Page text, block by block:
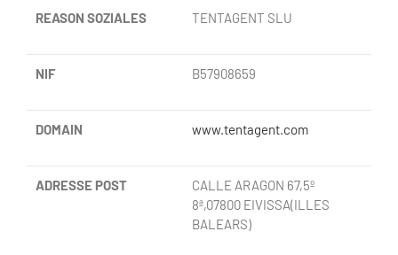
REASON SOZIALES TENTAGENT SLU
NIF B57908659
DOMAIN www.tentagent.com
ADRESSE POST
CALLE ARAGON 67,5º
8ª,07800 EIVISSA(ILLES
BALEARS)